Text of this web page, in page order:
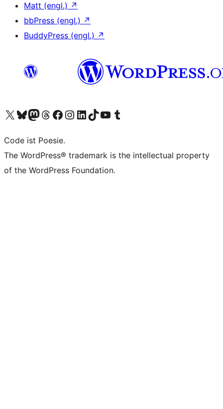
Matt (engl.) ↗
bbPress (engl.) ↗
BuddyPress (engl.) ↗
Unser X-Konto (früher Twitter) besuchen
Unser Bluesky-Konto besuchen
Unser Mastodon-Konto besuchen
Unser Threads-Konto besuchen
Unsere Facebook-Seite besuchen
Unser Instagram-Konto besuchen
Unser LinkedIn-Konto besuchen
Unser TikTok-Konto besuchen
Unseren YouTube-Kanal besuchen
Unser Tumblr-Konto besuchen
Code ist Poesie.
The WordPress® trademark is the intellectual property
of the WordPress Foundation.